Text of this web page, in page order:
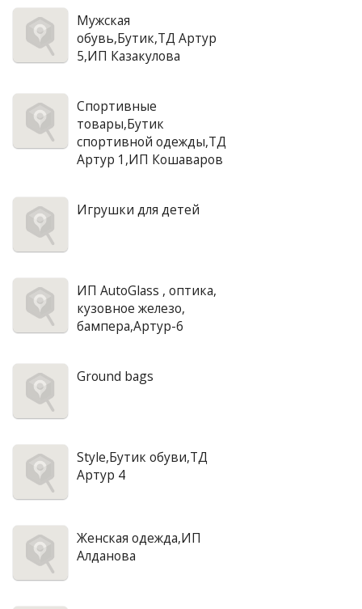
Мужская
обувь,Бутик,ТД Артур
5,ИП Казакулова
Спортивные
товары,Бутик
спортивной одежды,ТД
Артур 1,ИП Кошаваров
Игрушки для детей
ИП AutoGlass , оптика,
кузовное железо,
бампера,Артур-6
Ground bags
Style,Бутик обуви,ТД
Артур 4
Женская одежда,ИП
Алданова